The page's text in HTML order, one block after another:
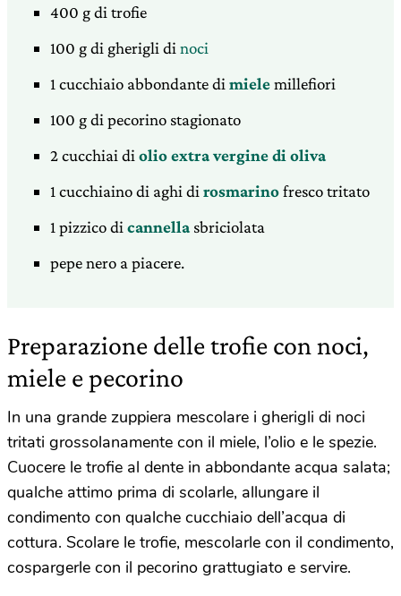
400 g di trofie
100 g di gherigli di noci
1 cucchiaio abbondante di mielemillefiori
100 g di pecorino stagionato
2 cucchiai di olio extra vergine di oliva
1 cucchiaino di aghi di rosmarinofresco tritato
1 pizzico di cannella sbriciolata
pepe nero a piacere.
Preparazione delle trofie con noci,
miele e pecorino
In una grande zuppiera mescolare i gherigli di noci
tritati grossolanamente con il miele, l’olio e le spezie.
Cuocere le trofie al dente in abbondante acqua salata;
qualche attimo prima di scolarle, allungare il
condimento con qualche cucchiaio dell’acqua di
cottura. Scolare le trofie, mescolarle con il condimento,
cospargerle con il pecorino grattugiato e servire.